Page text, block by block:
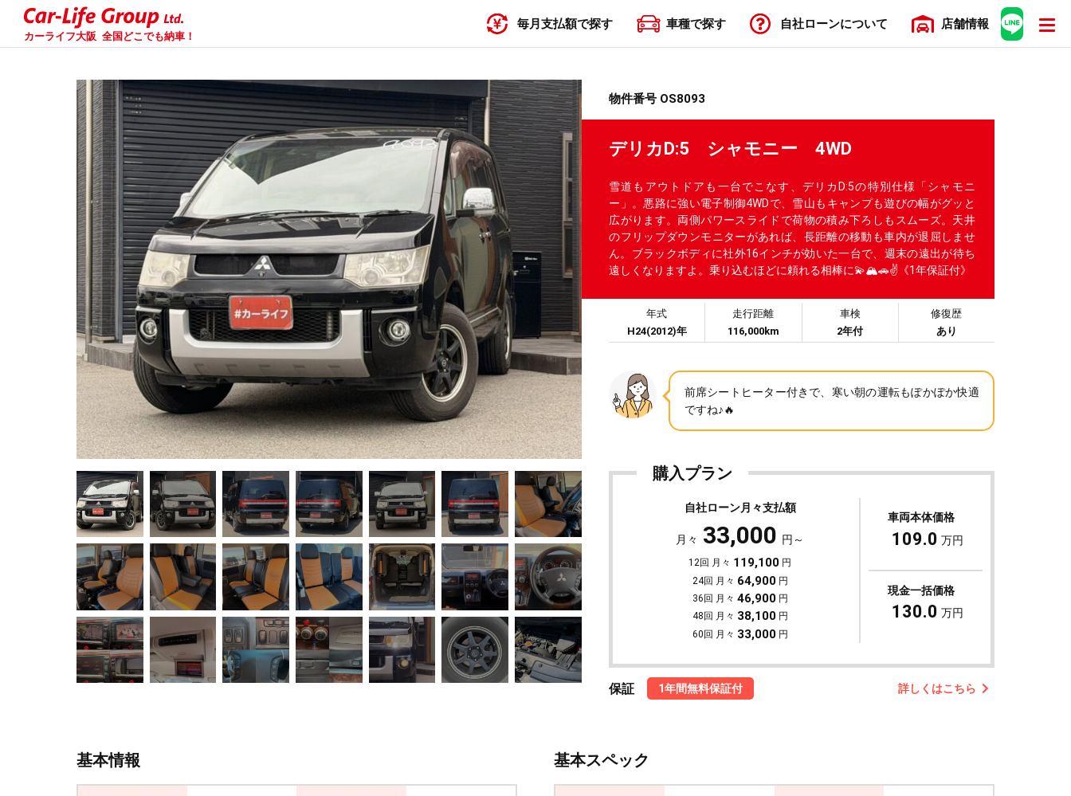
カーライフ大阪 全国どこでも納車！
毎月支払額で探す 車種で探す 自社ローンについて 店舗情報
物件番号 OS8093
デリカD:5 シャモニー 4WD
雪道もアウトドアも一台でこなす、デリカD:5の特別仕様「シャモニ
ー」。悪路に強い電子制御4WDで、雪山もキャンプも遊びの幅がグッと
広がります。両側パワースライドで荷物の積み下ろしもスムーズ。天井
のフリップダウンモニターがあれば、長距離の移動も車内が退屈しませ
ん。ブラックボディに社外16インチが効いた一台で、週末の遠出が待ち
遠しくなりますよ。乗り込むほどに頼れる相棒に💫🏔️🚗✌️《1年保証付》
年式
H24(2012)年
走行距離
116,000km
車検
2年付
修復歴
あり
前席シートヒーター付きで、寒い朝の運転もぽかぽか快適
ですね♪🔥
購入プラン
自社ローン月々支払額
月々 33,000 円～
12回 月々 119,100 円
24回 月々 64,900 円
36回 月々 46,900 円
48回 月々 38,100 円
60回 月々 33,000 円
車両本体価格
109.0 万円
現金一括価格
130.0 万円
保証 1年間無料保証付 詳しくはこちら
基本情報 基本スペック